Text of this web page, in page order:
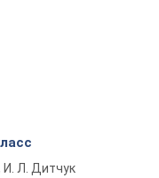
И. Л. Дитчук